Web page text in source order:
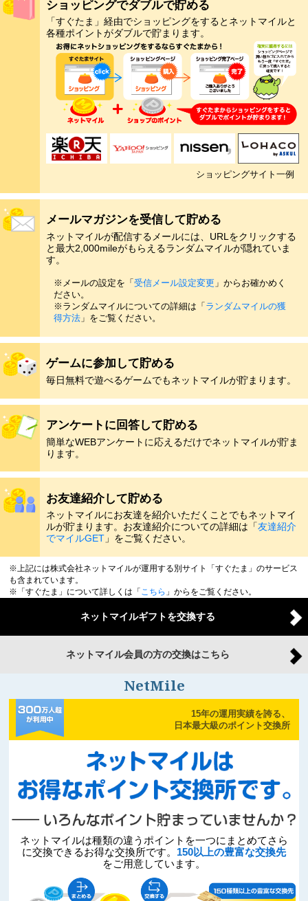
ショッピングでダブルで貯める
「すぐたま」経由でショッピングをするとネットマイルと
各種ポイントがダブルで貯まります。
ショッピングサイト一例
メールマガジンを受信して貯める
ネットマイルが配信するメールには、URLをクリックする
と最大2,000mileがもらえるランダムマイルが隠れていま
す。
※メールの設定を「受信メール設定変更 」からお確かめく
ださい。
※ランダムマイルについての詳細は「 ランダムマイルの獲
得方法 」をご覧ください。
ゲームに参加して貯める
毎日無料で遊べるゲームでもネットマイルが貯まります。
アンケートに回答して貯める
簡単なWEBアンケートに応えるだけでネットマイルが貯ま
ります。
お友達紹介して貯める
ネットマイルにお友達を紹介いただくことでもネットマイ
ルが貯まります。お友達紹介についての詳細は「友達紹介
でマイルGET 」をご覧ください。
※上記には株式会社ネットマイルが運用する別サイト「すぐたま」のサービス
も含まれています。
※「すぐたま」について詳しくは「 こちら 」からをご覧ください。
ネットマイルギフトを交換する
ネットマイル会員の方の交換はこちら
NetMile
15年の運用実績を誇る、
日本最大級のポイント交換所
ネットマイルは種類の違うポイントを一つにまとめてさら
に交換できるお得な交換所です。 150以上の豊富な交換先
をご用意しています。